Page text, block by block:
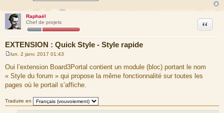
Raphaël
Chef de projets
EXTENSION : Quick Style - Style rapide
Citation
e
s
s
a
g
lun. 2 janv. 2017 01:43
Oui l’extension Board3Portal contient un module (bloc) portant le nom
« Style du forum » qui propose la même fonctionnalité sur toutes les
pages où le portail s’affiche.
Traduire en